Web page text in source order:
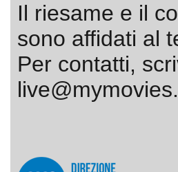
Il riesame e il
sono affidati al
Per contatti,